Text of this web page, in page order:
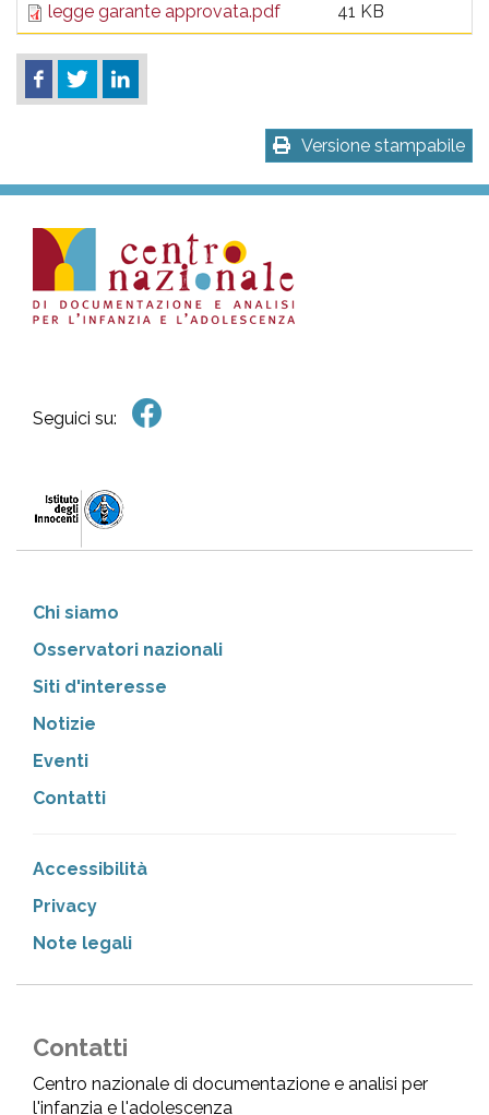
legge garante approvata.pdf 41 KB
Versione stampabile
Seguici su:
Chi siamo
Osservatori nazionali
Siti d'interesse
Notizie
Eventi
Contatti
Accessibilità
Privacy
Note legali
Contatti
Centro nazionale di documentazione e analisi per
l'infanzia e l'adolescenza